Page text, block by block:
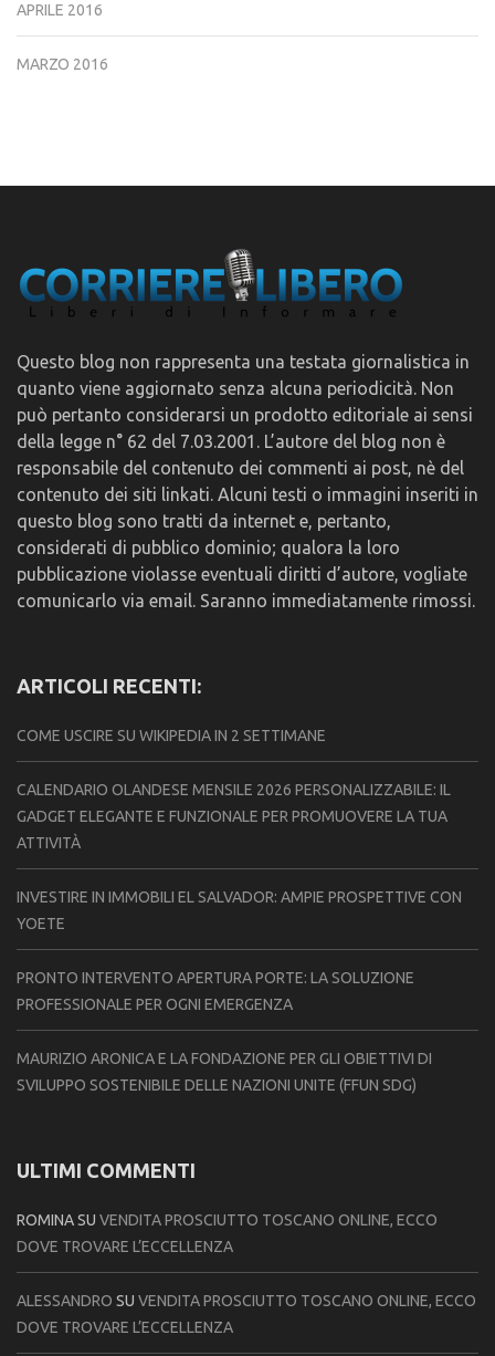
APRILE 2016
MARZO 2016
Questo blog non rappresenta una testata giornalistica in
quanto viene aggiornato senza alcuna periodicità. Non
può pertanto considerarsi un prodotto editoriale ai sensi
della legge n° 62 del 7.03.2001. L’autore del blog non è
responsabile del contenuto dei commenti ai post, nè del
contenuto dei siti linkati. Alcuni testi o immagini inseriti in
questo blog sono tratti da internet e, pertanto,
considerati di pubblico dominio; qualora la loro
pubblicazione violasse eventuali diritti d’autore, vogliate
comunicarlo via email. Saranno immediatamente rimossi.
ARTICOLI RECENTI:
COME USCIRE SU WIKIPEDIA IN 2 SETTIMANE
CALENDARIO OLANDESE MENSILE 2026 PERSONALIZZABILE: IL
GADGET ELEGANTE E FUNZIONALE PER PROMUOVERE LA TUA
ATTIVITÀ
INVESTIRE IN IMMOBILI EL SALVADOR: AMPIE PROSPETTIVE CON
YOETE
PRONTO INTERVENTO APERTURA PORTE: LA SOLUZIONE
PROFESSIONALE PER OGNI EMERGENZA
MAURIZIO ARONICA E LA FONDAZIONE PER GLI OBIETTIVI DI
SVILUPPO SOSTENIBILE DELLE NAZIONI UNITE (FFUN SDG)
ULTIMI COMMENTI
ROMINASU VENDITA PROSCIUTTO TOSCANO ONLINE, ECCO
DOVE TROVARE L’ECCELLENZA
ALESSANDRO SU VENDITA PROSCIUTTO TOSCANO ONLINE, ECCO
DOVE TROVARE L’ECCELLENZA